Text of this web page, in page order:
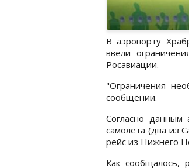
В аэропорту
ввели
Росавиации.
"Ограничения
сообщении.
Согласно данным
самолета (два из
рейс из Нижнего
Как сообщалось,